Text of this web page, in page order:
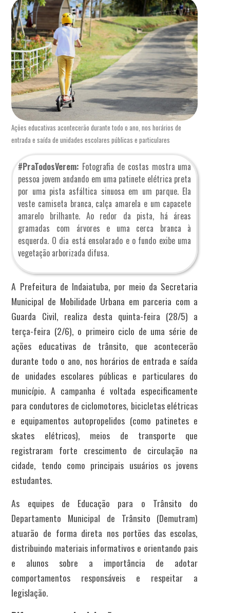
Ações educativas acontecerão durante todo o ano, nos horários de
entrada e saída de unidades escolares públicas e particulares
#PraTodosVerem: Fotografia de costas mostra uma
pessoa jovem andando em uma patinete elétrica preta
por uma pista asfáltica sinuosa em um parque. Ela
veste camiseta branca, calça amarela e um capacete
amarelo brilhante. Ao redor da pista, há áreas
gramadas com árvores e uma cerca branca à
esquerda. O dia está ensolarado e o fundo exibe uma
vegetação arborizada difusa.
A Prefeitura de Indaiatuba, por meio da Secretaria
Municipal de Mobilidade Urbana em parceria com a
Guarda Civil, realiza desta quinta-feira (28/5) a
terça-feira (2/6), o primeiro ciclo de uma série de
ações educativas de trânsito, que acontecerão
durante todo o ano, nos horários de entrada e saída
de unidades escolares públicas e particulares do
município. A campanha é voltada especificamente
para condutores de ciclomotores, bicicletas elétricas
e equipamentos autopropelidos (como patinetes e
skates elétricos), meios de transporte que
registraram forte crescimento de circulação na
cidade, tendo como principais usuários os jovens
estudantes.
As equipes de Educação para o Trânsito do
Departamento Municipal de Trânsito (Demutram)
atuarão de forma direta nos portões das escolas,
distribuindo materiais informativos e orientando pais
e alunos sobre a importância de adotar
comportamentos responsáveis e respeitar a
legislação.